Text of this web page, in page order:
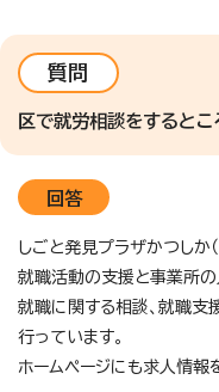
質問
区で就労相談をするとこ
回答
しごと発見プラザかつし
就職活動の支援と事業所の
就職に関する相談、就職支
行っています。
ホームページにも求人情報